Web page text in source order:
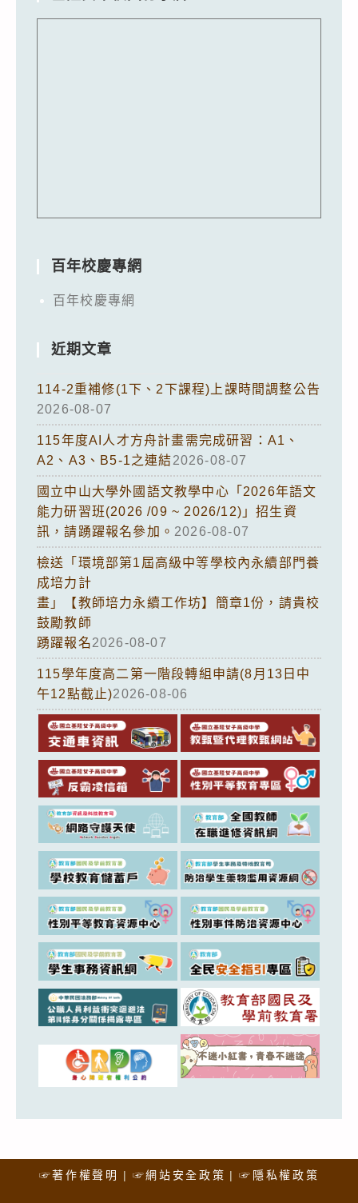
百年校慶專網
百年校慶專網
近期文章
114-2重補修(1下、2下課程)上課時間調整公告
2026-08-07
115年度AI人才方舟計畫需完成研習：A1、
A2、A3、B5-1之連結2026-08-07
國立中山大學外國語文教學中心「2026年語文
能力研習班(2026 /09 ~ 2026/12)」招生資
訊，請踴躍報名參加。 2026-08-07
檢送「環境部第1屆高級中等學校內永續部門養
成培力計
畫」【教師培力永續工作坊】簡章1份，請貴校
鼓勵教師
踴躍報名2026-08-07
115學年度高二第一階段轉組申請(8月13日中
午12點截止)2026-08-06
☞著作權聲明 ☞網站安全政策 ☞隱私權政策